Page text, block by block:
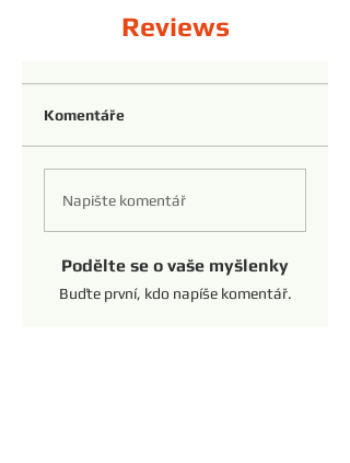
Reviews
Komentáře
Napište komentář
Podělte se o vaše myšlenky
Buďte první, kdo napíše komentář.